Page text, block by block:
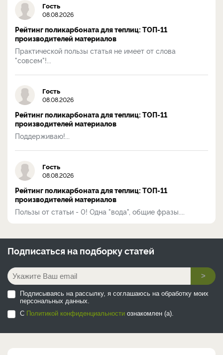
Гость
08.08.2026
Рейтинг поликарбоната для теплиц: ТОП-11
производителей материалов
Практической пользы статья не имеет от слова
"совсем"!...
Гость
08.08.2026
Рейтинг поликарбоната для теплиц: ТОП-11
производителей материалов
Поддерживаю!...
Гость
08.08.2026
Рейтинг поликарбоната для теплиц: ТОП-11
производителей материалов
Пользы от статьи - 0! Одна "вода", общие фразы....
Подписаться на подборку статей
>
Подписываясь на рассылку, я соглашаюсь на обработку моих
персональных данных.
С Политикой конфиденциальности ознакомлен (а).